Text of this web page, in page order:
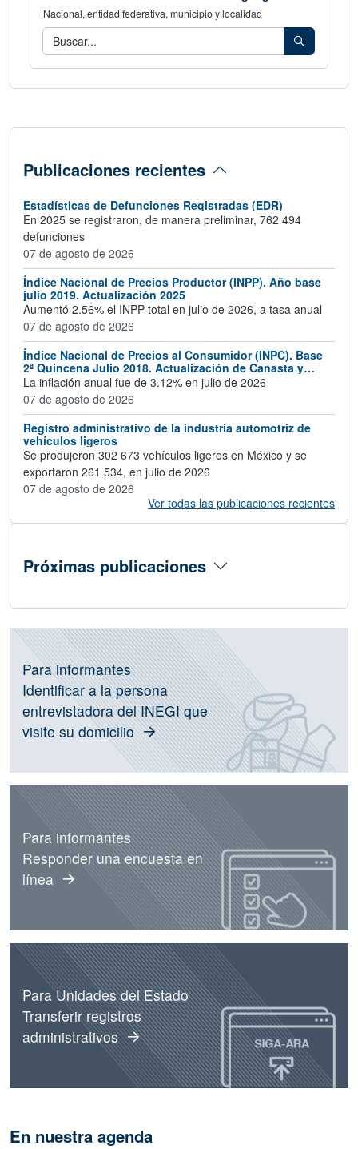
Nacional, entidad federativa, municipio y localidad
Consulta los indicadores de tu área
Buscar
Publicaciones recientes
Estadísticas de Defunciones Registradas (EDR)
En 2025 se registraron, de manera preliminar, 762 494
defunciones
07 de agosto de 2026
Índice Nacional de Precios Productor (INPP). Año base
julio 2019. Actualización 2025
Aumentó 2.56% el INPP total en julio de 2026, a tasa anual
07 de agosto de 2026
Índice Nacional de Precios al Consumidor (INPC). Base
2ª Quincena Julio 2018. Actualización de Canasta y
Ponderadores 2024
La inflación anual fue de 3.12% en julio de 2026
07 de agosto de 2026
Registro administrativo de la industria automotriz de
vehículos ligeros
Se produjeron 302 673 vehículos ligeros en México y se
exportaron 261 534, en julio de 2026
07 de agosto de 2026
Ver todas las publicaciones recientes
Próximas publicaciones
Información de operativos vigentes,
Para informantes
Identificar a la persona
entrevistadora del INEGI que
visite su domicilio
Para informantes
Responder una encuesta en
línea
Para Unidades del Estado
Transferir registros
administrativos
En nuestra agenda